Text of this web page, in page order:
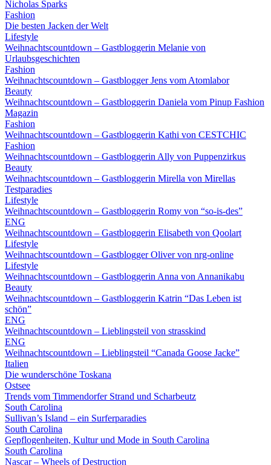
Nicholas Sparks
Fashion
Die besten Jacken der Welt
Lifestyle
Weihnachtscountdown – Gastbloggerin Melanie von
Urlaubsgeschichten
Fashion
Weihnachtscountdown – Gastblogger Jens vom Atomlabor
Beauty
Weihnachtscountdown – Gastbloggerin Daniela vom Pinup Fashion
Magazin
Fashion
Weihnachtscountdown – Gastbloggerin Kathi von CESTCHIC
Fashion
Weihnachtscountdown – Gastbloggerin Ally von Puppenzirkus
Beauty
Weihnachtscountdown – Gastbloggerin Mirella von Mirellas
Testparadies
Lifestyle
Weihnachtscountdown – Gastbloggerin Romy von “so-is-des”
ENG
Weihnachtscountdown – Gastbloggerin Elisabeth von Qoolart
Lifestyle
Weihnachtscountdown – Gastblogger Oliver von nrg-online
Lifestyle
Weihnachtscountdown – Gastbloggerin Anna von Annanikabu
Beauty
Weihnachtscountdown – Gastbloggerin Katrin “Das Leben ist
schön”
ENG
Weihnachtscountdown – Lieblingsteil von strasskind
ENG
Weihnachtscountdown – Lieblingsteil “Canada Goose Jacke”
Italien
Die wunderschöne Toskana
Ostsee
Trends vom Timmendorfer Strand und Scharbeutz
South Carolina
Sullivan’s Island – ein Surferparadies
South Carolina
Gepflogenheiten, Kultur und Mode in South Carolina
South Carolina
Nascar – Wheels of Destruction